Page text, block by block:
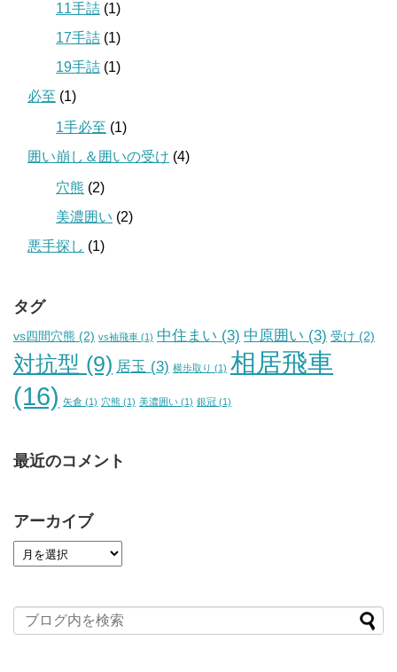
11手詰 (1)
17手詰 (1)
19手詰 (1)
必至 (1)
1手必至 (1)
囲い崩し＆囲いの受け (4)
穴熊 (2)
美濃囲い (2)
悪手探し (1)
タグ
vs四間穴熊 (2) vs袖飛車 (1) 中住まい (3) 中原囲い (3) 受け (2)
対抗型 (9) 居玉 (3) 横歩取り (1) 相居飛車
(16) 矢倉 (1) 穴熊 (1) 美濃囲い (1) 銀冠 (1)
最近のコメント
アーカイブ